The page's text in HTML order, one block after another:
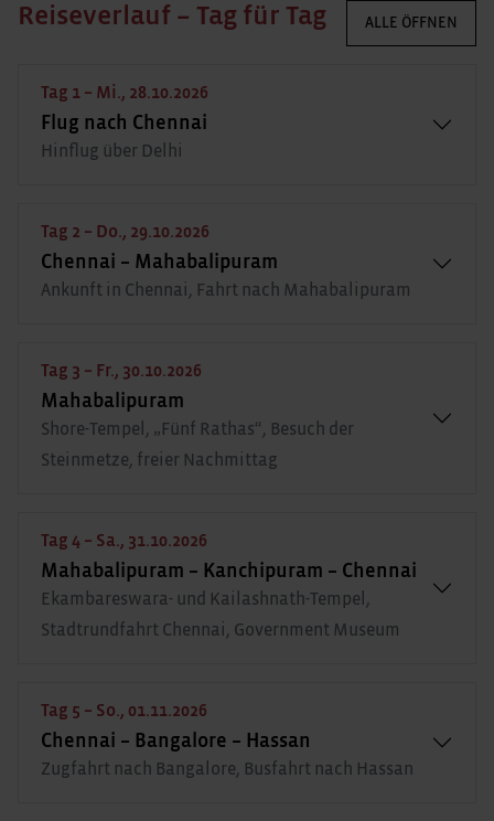
Reiseverlauf – Tag für Tag ALLE ÖFFNEN
Tag 1 – Mi., 28.10.2026
Flug nach Chennai
Hinflug über Delhi
Tag 2 – Do., 29.10.2026
Chennai – Mahabalipuram
Ankunft in Chennai, Fahrt nach Mahabalipuram
Tag 3 – Fr., 30.10.2026
Mahabalipuram
Shore-Tempel, „Fünf Rathas“, Besuch der
Steinmetze, freier Nachmittag
Tag 4 – Sa., 31.10.2026
Mahabalipuram – Kanchipuram – Chennai
Ekambareswara- und Kailashnath-Tempel,
Stadtrundfahrt Chennai, Government Museum
Tag 5 – So., 01.11.2026
Chennai – Bangalore – Hassan
Zugfahrt nach Bangalore, Busfahrt nach Hassan